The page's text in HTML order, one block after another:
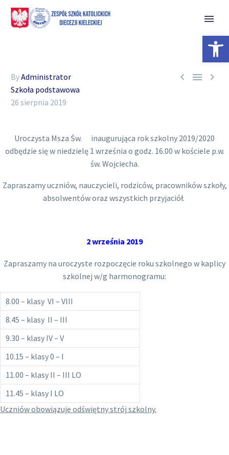
  
ByAdministrator
Szkoła podstawowa
26 sierpnia 2019
Uroczysta Msza Św. inaugurująca rok szkolny 2019/2020
odbędzie się w niedzielę 1 września o godz. 16.00 w kościele p.w.
św. Wojciecha.
Zapraszamy uczniów, nauczycieli, rodziców, pracowników szkoły,
absolwentów oraz wszystkich przyjaciół.
2 września 2019
Zapraszamy na uroczyste rozpoczęcie roku szkolnego w kaplicy
szkolnej w/g harmonogramu:
8.00 – klasy VI – VIII
8.45 – klasy II – III
9.30 – klasy IV – V
10.15 – klasy 0 – I
11.00 – klasy II – III LO
11.45 – klasy I LO
Uczniów obowiązuje odświętny strój szkolny.